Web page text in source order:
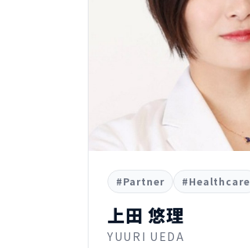
#Partner #Healthcare
上田 悠理
YUURI UEDA